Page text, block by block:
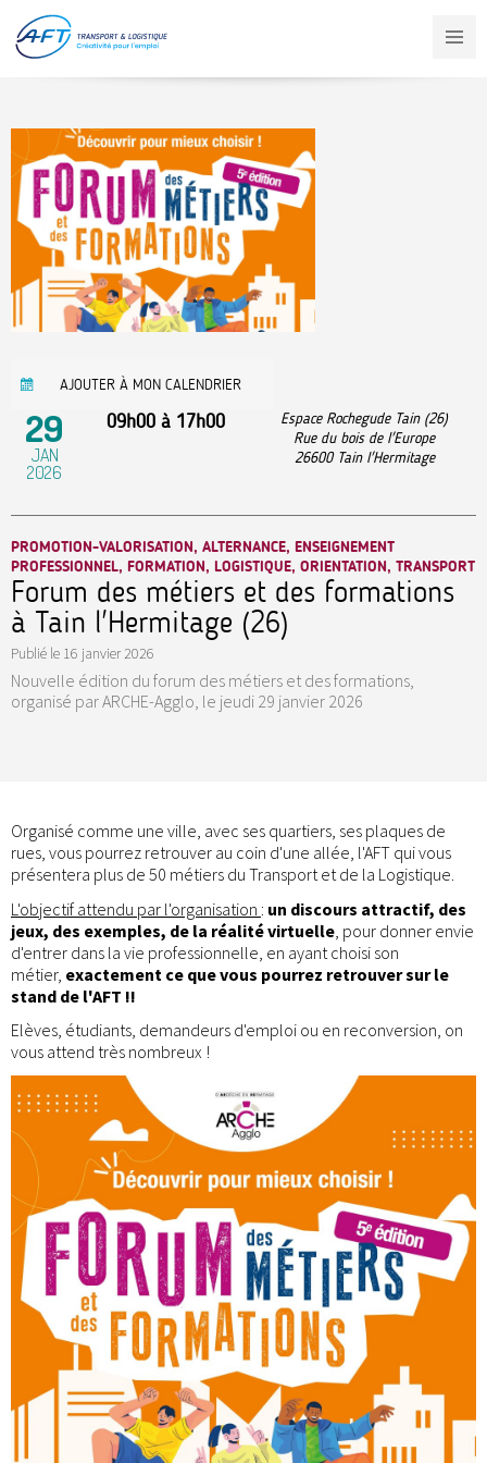
contenu
principal
AJOUTER À MON CALENDRIER
29
JAN
2026
09h00 à 17h00
Espace Rochegude Tain (26)
Rue du bois de l'Europe
26600 Tain l'Hermitage
PROMOTION-VALORISATION, ALTERNANCE, ENSEIGNEMENT
PROFESSIONNEL, FORMATION, LOGISTIQUE, ORIENTATION, TRANSPORT
Forum des métiers et des formations
à Tain l'Hermitage (26)
Publié le 16 janvier 2026
Nouvelle édition du forum des métiers et des formations,
organisé par ARCHE-Agglo, le jeudi 29 janvier 2026
Organisé comme une ville, avec ses quartiers, ses plaques de
rues, vous pourrez retrouver au coin d'une allée, l'AFT qui vous
présentera plus de 50 métiers du Transport et de la Logistique.
L'objectif attendu par l'organisation : un discours attractif, des
jeux, des exemples, de la réalité virtuelle , pour donner envie
d'entrer dans la vie professionnelle, en ayant choisi son
métier, exactement ce que vous pourrez retrouver sur le
stand de l'AFT !!
Elèves, étudiants, demandeurs d'emploi ou en reconversion, on
vous attend très nombreux !